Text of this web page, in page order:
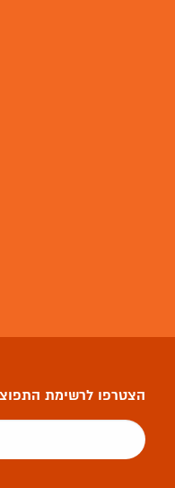
הצטרפו לרשימת